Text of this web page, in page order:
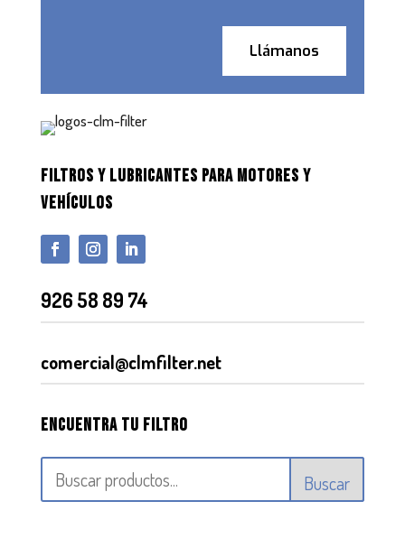
Llámanos
FILTROS Y LUBRICANTES PARA MOTORES Y
VEHÍCULOS
926 58 89 74
comercial@clmfilter.net
Encuentra tu filtro
Buscar